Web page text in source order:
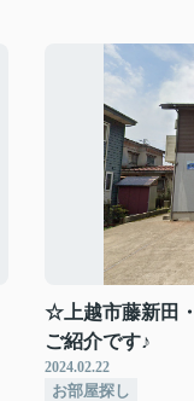
☆上越市藤新田
ご紹介です♪
2024.02.22
お部屋探し